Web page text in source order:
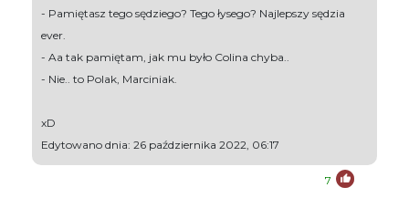
- Pamiętasz tego sędziego? Tego łysego? Najlepszy sędzia
ever.
- Aa tak pamiętam, jak mu było Colina chyba..
- Nie.. to Polak, Marciniak.
xD
Edytowano dnia: 26 października 2022, 06:17
7